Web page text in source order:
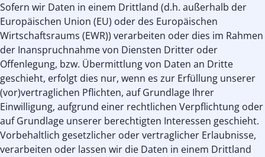
Sofern wir Daten in einem Drittland (d.h. außerhalb der
Europäischen Union (EU) oder des Europäischen
Wirtschaftsraums (EWR)) verarbeiten oder dies im Rahmen
der Inanspruchnahme von Diensten Dritter oder
Offenlegung, bzw. Übermittlung von Daten an Dritte
geschieht, erfolgt dies nur, wenn es zur Erfüllung unserer
(vor)vertraglichen Pflichten, auf Grundlage Ihrer
Einwilligung, aufgrund einer rechtlichen Verpflichtung oder
auf Grundlage unserer berechtigten Interessen geschieht.
Vorbehaltlich gesetzlicher oder vertraglicher Erlaubnisse,
verarbeiten oder lassen wir die Daten in einem Drittland